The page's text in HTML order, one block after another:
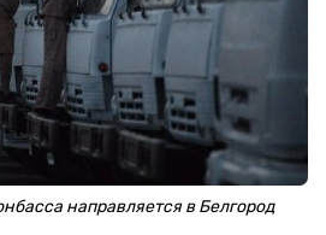
направляется в Белгород